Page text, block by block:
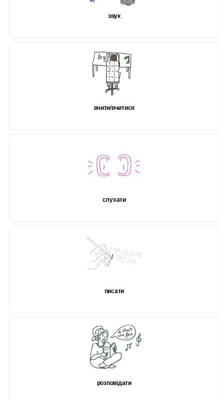
звук
вчити/вчитися
слухати
писати
розповідати